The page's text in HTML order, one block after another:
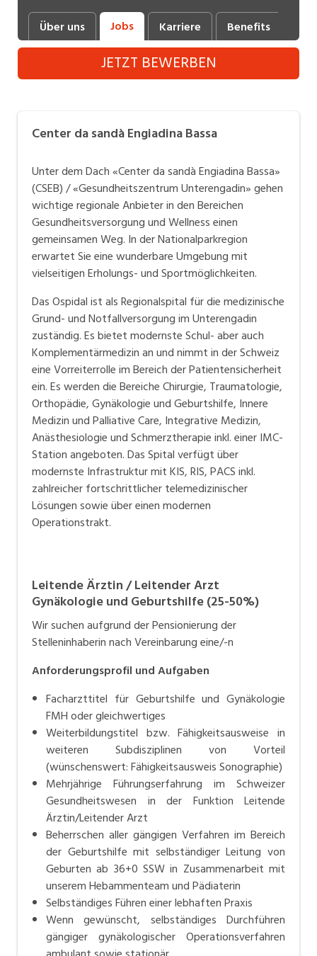
Industrie, Maschinenbau, Anlagenbau,
Produktion
Informatik, Telekommunikation
Mechanik, Elektronik, Optik (Fertigung)
Medizin, Gesundheitswesen, Pflege
Sicherheit, Rettung, Polizei, Zoll
Verkauf, Handel, Kundenberatung,
Aussendienst
Über uns Jobs Karriere Benefits
JETZT BEWERBEN
Center da sandà Engiadina Bassa
Unter dem Dach «Center da sandà Engiadina Bassa»
(CSEB) / «Gesundheitszentrum Unterengadin» gehen
wichtige regionale Anbieter in den Bereichen
Gesundheitsversorgung und Wellness einen
gemeinsamen Weg. In der Nationalparkregion
erwartet Sie eine wunderbare Umgebung mit
vielseitigen Erholungs- und Sportmöglichkeiten.
Das Ospidal ist als Regionalspital für die medizinische
Grund- und Notfallversorgung im Unterengadin
zuständig. Es bietet modernste Schul- aber auch
Komplementärmedizin an und nimmt in der Schweiz
eine Vorreiterrolle im Bereich der Patientensicherheit
ein. Es werden die Bereiche Chirurgie, Traumatologie,
Orthopädie, Gynäkologie und Geburtshilfe, Innere
Medizin und Palliative Care, Integrative Medizin,
Anästhesiologie und Schmerztherapie inkl. einer IMC-
Station angeboten. Das Spital verfügt über
modernste Infrastruktur mit KIS, RIS, PACS inkl.
zahlreicher fortschrittlicher telemedizinischer
Lösungen sowie über einen modernen
Operationstrakt.
Leitende Ärztin / Leitender Arzt
Gynäkologie und Geburtshilfe (25-50%)
Wir suchen aufgrund der Pensionierung der
Stelleninhaberin nach Vereinbarung eine/-n
Anforderungsprofil und Aufgaben
Facharzttitel für Geburtshilfe und Gynäkologie
FMH oder gleichwertiges
Weiterbildungstitel bzw. Fähigkeitsausweise in
weiteren Subdisziplinen von Vorteil
(wünschenswert: Fähigkeitsausweis Sonographie)
Mehrjährige Führungserfahrung im Schweizer
Gesundheitswesen in der Funktion Leitende
Ärztin/Leitender Arzt
Beherrschen aller gängigen Verfahren im Bereich
der Geburtshilfe mit selbständiger Leitung von
Geburten ab 36+0 SSW in Zusammenarbeit mit
unserem Hebammenteam und Pädiaterin
Selbständiges Führen einer lebhaften Praxis
Wenn gewünscht, selbständiges Durchführen
gängiger gynäkologischer Operationsverfahren